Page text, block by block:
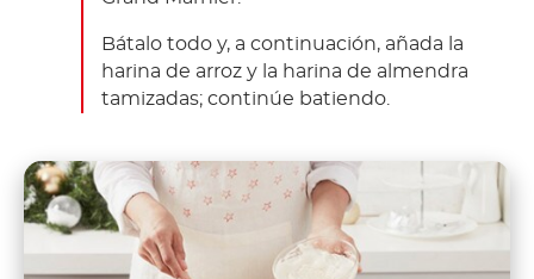
Bátalo todo y, a continuación, añada la
harina de arroz y la harina de almendra
tamizadas; continúe batiendo.